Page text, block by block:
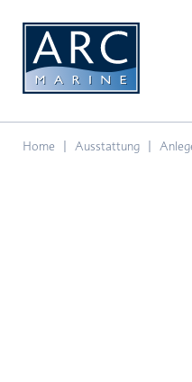
Home Ausstattung